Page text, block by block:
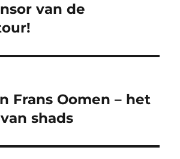
van de
Frans Oomen – het
shads